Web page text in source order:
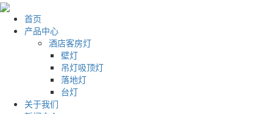
首页
产品中心
酒店客房灯
壁灯
吊灯吸顶灯
落地灯
台灯
关于我们